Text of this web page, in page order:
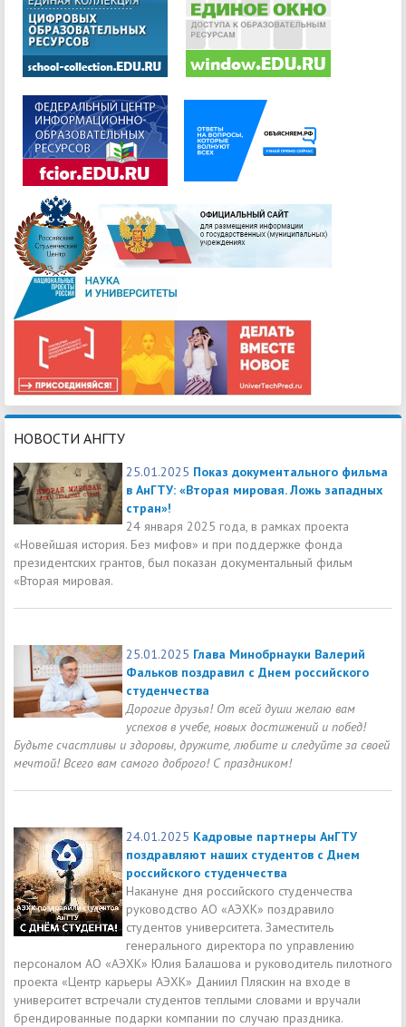
НОВОСТИ АНГТУ
25.01.2025 Показ документального фильма
в АнГТУ: «Вторая мировая. Ложь западных
стран»!
24 января 2025 года, в рамках проекта
«Новейшая история. Без мифов» и при поддержке фонда
президентских грантов, был показан документальный фильм
«Вторая мировая.
25.01.2025 Глава Минобрнауки Валерий
Фальков поздравил с Днем российского
студенчества
Дорогие друзья! От всей души желаю вам
успехов в учебе, новых достижений и побед!
Будьте счастливы и здоровы, дружите, любите и следуйте за своей
мечтой! Всего вам самого доброго! С праздником!
24.01.2025 Кадровые партнеры АнГТУ
поздравляют наших студентов с Днем
российского студенчества
Накануне дня российского студенчества
руководство АО «АЭХК» поздравило
студентов университета. Заместитель
генерального директора по управлению
персоналом АО «АЭХК» Юлия Балашова и руководитель пилотного
проекта «Центр карьеры АЭХК» Даниил Пляскин на входе в
университет встречали студентов теплыми словами и вручали
брендированные подарки компании по случаю праздника.